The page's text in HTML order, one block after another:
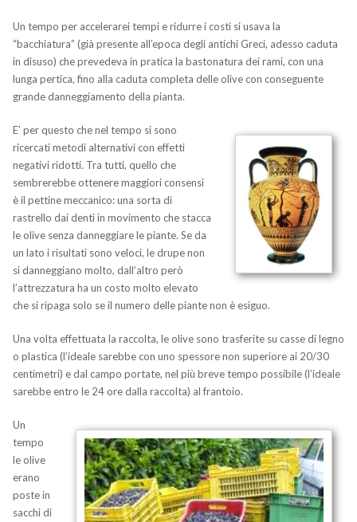
Un tempo per accelerarei tempi e ridurre i costi si usava la
“bacchiatura” (già presente all’epoca degli antichi Greci, adesso caduta
in disuso) che prevedeva in pratica la bastonatura dei rami, con una
lunga pertica, fino alla caduta completa delle olive con conseguente
grande danneggiamento della pianta.
E’ per questo che nel tempo si sono
ricercati metodi alternativi con effetti
negativi ridotti. Tra tutti, quello che
sembrerebbe ottenere maggiori consensi
è il pettine meccanico: una sorta di
rastrello dai denti in movimento che stacca
le olive senza danneggiare le piante. Se da
un lato i risultati sono veloci, le drupe non
si danneggiano molto, dall’altro però
l’attrezzatura ha un costo molto elevato
che si ripaga solo se il numero delle piante non è esiguo.
Una volta effettuata la raccolta, le olive sono trasferite su casse di legno
o plastica (l’ideale sarebbe con uno spessore non superiore ai 20/30
centimetri) e dal campo portate, nel più breve tempo possibile (l’ideale
sarebbe entro le 24 ore dalla raccolta) al frantoio.
Un
tempo
le olive
erano
poste in
sacchi di